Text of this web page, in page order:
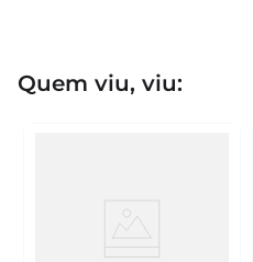
Quem viu, viu: